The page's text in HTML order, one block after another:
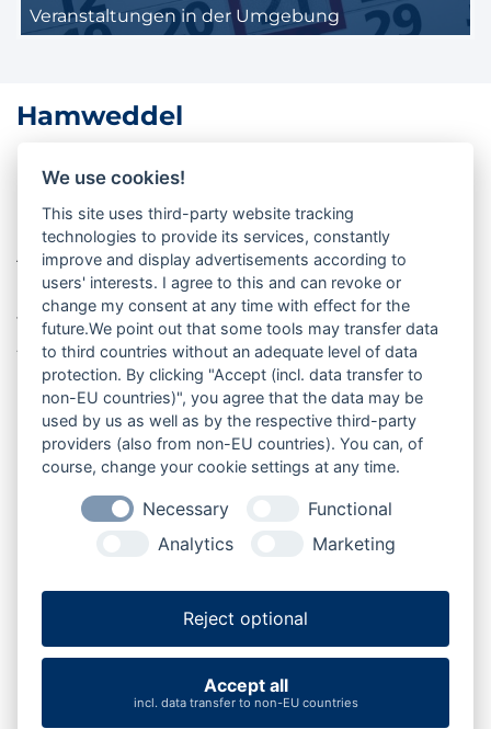
Veranstaltungen in der Umgebung
Hamweddel
Hamweddel liegt im Amt Jevenstedt im Kreis Rendsburg-
Eckernförde in Schleswig-Holstein und gehört zur
Tourismusregion Mittelholstein. Die Gemeinde liegt am
Rand des Naturparks Aukrug und nur wenige Kilometer
vom Nord-Ostsee-Kanal entfernt – ideal für naturnahe
Ausflüge, Radtouren und ruhige Urlaubstage im
Binnenland.
Büdelsdorf
Aukrug
Bordesholm
Hohenwestedt
Fockbek
Jevenstedt
We use cookies!
This site uses third-party website tracking
technologies to provide its services, constantly
improve and display advertisements according to
users' interests. I agree to this and can revoke or
change my consent at any time with effect for the
future.We point out that some tools may transfer data
to third countries without an adequate level of data
protection. By clicking "Accept (incl. data transfer to
non-EU countries)", you agree that the data may be
used by us as well as by the respective third-party
providers (also from non-EU countries). You can, of
course, change your cookie settings at any time.
Necessary
Functional
Analytics
Marketing
Reject optional
Accept all
incl. data transfer to non-EU countries